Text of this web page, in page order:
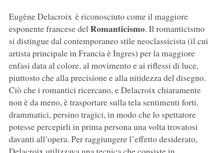
Eugène Delacroix è riconosciuto come il maggiore
esponente francese delRomanticismo. Il romanticismo
si distingue dal contemporaneo stile neoclassicista (il cui
artista principale in Francia è Ingres) per la maggiore
enfasi data al colore, al movimento e ai riflessi di luce,
piuttosto che alla precisione e alla nitidezza del disegno.
Ciò che i romantici ricercano, e Delacroix chiaramente
non è da meno, è trasportare sulla tela sentimenti forti,
drammatici, persino tragici, in modo che lo spettatore
potesse percepirli in prima persona una volta trovatosi
davanti all’opera. Per raggiungere l’effetto desiderato,